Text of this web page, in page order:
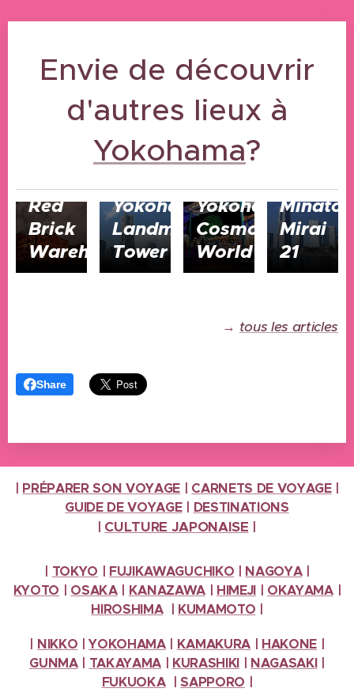
Envie de découvrir
d'autres lieux à
Yokohama?
Yokohama
Red
Brick
Warehouse
Yokohama
Landmark
Tower
Yokohama
Cosmo
World
Minato
Mirai
21
→ tous les articles
Share
PRÉPARER SON VOYAGE CARNETS DE VOYAGE|
GUIDE DE VOYAGE| DESTINATIONS
CULTURE JAPONAISE |
TOKYO FUJIKAWAGUCHIKO NAGOYA|
KYOTO
OSAKA| KANAZAWA HIMEJI OKAYAMA|
HIROSHIMA| KUMAMOTO
NIKKO |YOKOHAMA| KAMAKURA HAKONE
GUNMA| TAKAYAMA| KURASHIKI NAGASAKI|
FUKUOKA|SAPPORO